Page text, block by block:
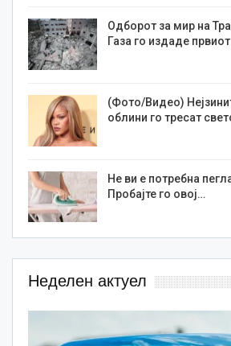
Одборот за мир на
Газа го издаде
(Фото/Видео)
облини го тресат
Не ви е потребна
Пробајте го овој…
Неделен актуел